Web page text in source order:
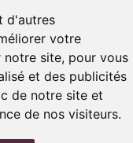
d'autres
votre
notre site, pour vous
et des publicités
de notre site et
de nos visiteurs.